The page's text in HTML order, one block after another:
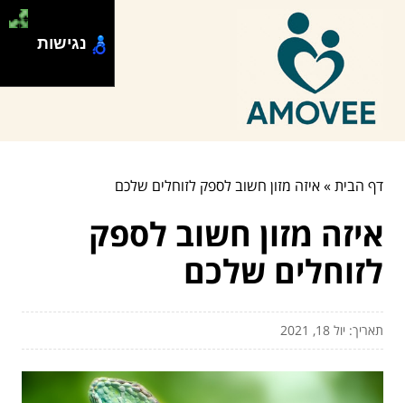
דף הבית»איזה מזון חשוב לספק לזוחלים שלכם
איזה מזון חשוב לספק
לזוחלים שלכם
תאריך: יול 18, 2021
נגישות